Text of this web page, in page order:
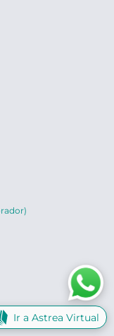
Ir a Astrea Virtual